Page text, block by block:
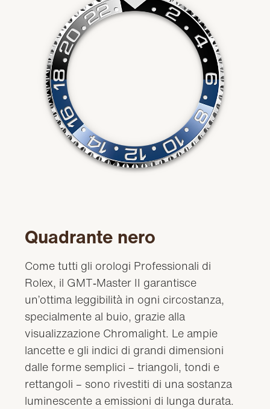
Quadrante nero
Come tutti gli orologi Professionali di
Rolex, il GMT‑Master II garantisce
un’ottima leggibilità in ogni circostanza,
specialmente al buio, grazie alla
visualizzazione Chromalight. Le ampie
lancette e gli indici di grandi dimensioni
dalle forme semplici – triangoli, tondi e
rettangoli – sono rivestiti di una sostanza
luminescente a emissioni di lunga durata.